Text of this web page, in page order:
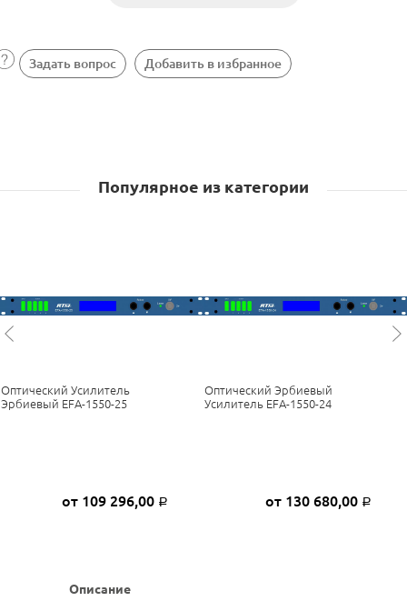
Задать вопрос Добавить в избранное
Популярное из категории
Оптический Усилитель
Эрбиевый EFA-1550-25
от 109 296,00 Р
Оптический Эрбиевый
Усилитель EFA-1550-24
от 130 680,00 Р
Описание